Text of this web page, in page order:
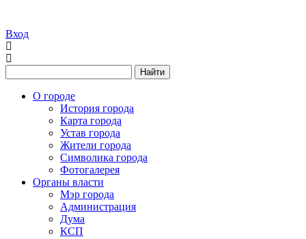
Вход
Найти
О городе
История города
Карта города
Устав города
Жители города
Символика города
Фотогалерея
Органы власти
Мэр города
Администрация
Дума
КСП